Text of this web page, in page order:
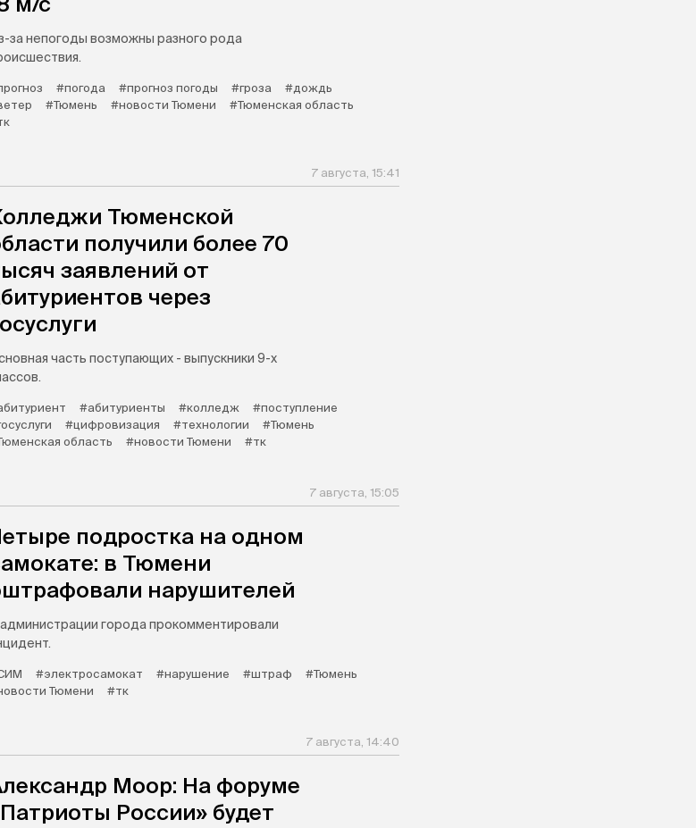
за непогоды возможны разного рода
#погода #прогноз погоды #гроза
#дождь
#Тюмень #новости Тюмени
#Тюменская область
7 августа, 15:41
Тюменской
получили более 70
заявлений от
через
часть поступающих - выпускники 9-х
#абитуриенты #колледж
#поступление
#цифровизация #технологии
#Тюмень
область
#новости Тюмени #тк
7 августа, 15:05
подростка на одном
в Тюмени
нарушителей
города прокомментировали
#электросамокат #нарушение #штраф
#Тюмень
Тюмени
#тк
7 августа, 14:40
Моор: На форуме
России» будет